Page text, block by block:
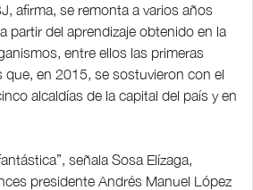
afirma, se remonta a varios años
partir del aprendizaje obtenido en la
entre ellos las primeras
que, en 2015, se sostuvieron con el
alcaldías de la capital del país y en
señala Sosa Elízaga,
presidente Andrés Manuel López